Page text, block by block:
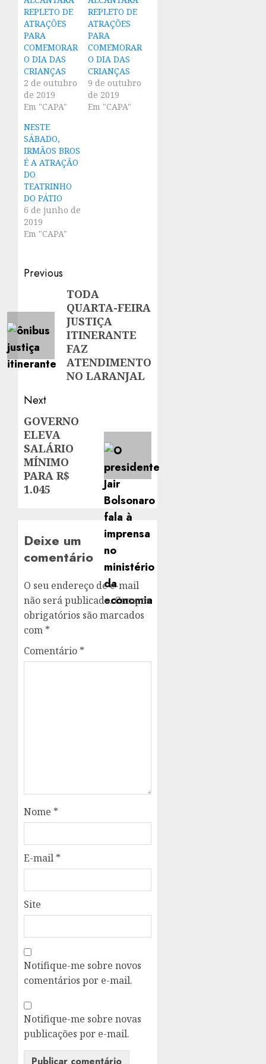
REPLETO DE
ATRAÇÕES
PARA
COMEMORAR
O DIA DAS
CRIANÇAS
2 de outubro
de 2019
Em "CAPA"
REPLETO DE
ATRAÇÕES
PARA
COMEMORAR
O DIA DAS
CRIANÇAS
9 de outubro
de 2019
Em "CAPA"
NESTE
SÁBADO,
IRMÃOS BROS
É A ATRAÇÃO
DO
TEATRINHO
DO PÁTIO
6 de junho de
2019
Em "CAPA"
Post
navigation
Previous
post:
TODA
QUARTA-FEIRA
JUSTIÇA
ITINERANTE
FAZ
ATENDIMENTO
NO LARANJAL
Next
Next
post:
GOVERNO
ELEVA
SALÁRIO
MÍNIMO
PARA R$
1.045
Deixe um
comentário
O seu endereço de e-mail
não será publicado.Campos
obrigatórios são marcados
com *
Comentário *
Nome *
E-mail *
Site
Notifique-me sobre novos
comentários por e-mail.
Notifique-me sobre novas
publicações por e-mail.